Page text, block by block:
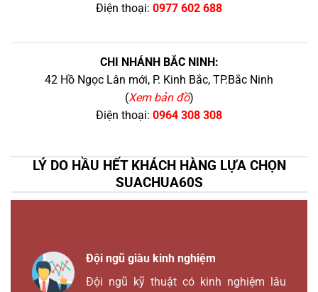
Điện thoại: 0977 602 688
CHI NHÁNH BẮC NINH:
42 Hồ Ngọc Lân mới, P. Kinh Bắc, TP.Bắc Ninh
(Xem bản đồ)
Điện thoại: 0964 308 308
LÝ DO HẦU HẾT KHÁCH HÀNG LỰA CHỌN
SUACHUA60S
Đội ngũ giàu kinh nghiệm
Đội ngũ kỹ thuật có kinh nghiệm lâu